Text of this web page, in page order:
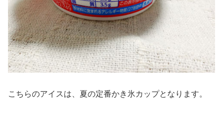
こちらのアイスは、夏の定番かき氷カップとなります。